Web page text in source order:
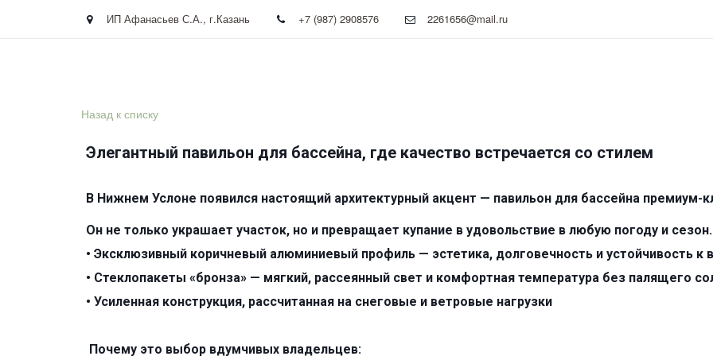
ИП Афанасьев С.А., г.Казань +7 (987) 2908576 2261656@mail.ru
Назад к списку
Элегантный павильон для бассейна, где качество встречается со стилем
В Нижнем Услоне появился настоящий архитектурный акцент — павильон для бассейна премиум-
Он не только украшает участок, но и превращает купание в удовольствие в любую погоду и сезон.
• Эксклюзивный коричневый алюминиевый профиль — эстетика, долговечность и устойчивость к
• Стеклопакеты «бронза» — мягкий, рассеянный свет и комфортная температура без палящего
• Усиленная конструкция, рассчитанная на снеговые и ветровые нагрузки
Почему это выбор вдумчивых владельцев: